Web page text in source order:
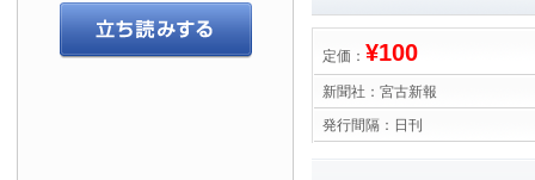
定価： ¥100
新聞社： 宮古新報
発行間隔： 日刊